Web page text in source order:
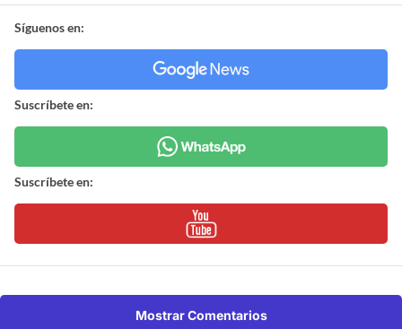
Síguenos en:
Suscríbete en:
Suscríbete en:
Mostrar Comentarios